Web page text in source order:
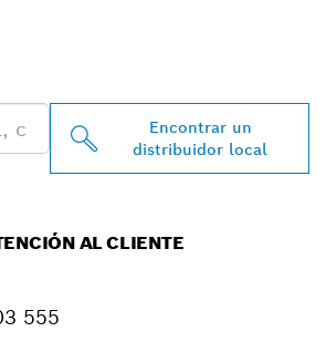
Encontrar un
distribuidor local
AL CLIENTE
555